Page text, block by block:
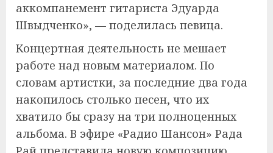
аккомпанемент гитариста Эдуарда
Швыдченко», — поделилась певица.
Концертная деятельность не мешает
работе над новым материалом. По
словам артистки, за последние два года
накопилось столько песен, что их
хватило бы сразу на три полноценных
альбома. В эфире «Радио Шансон» Рада